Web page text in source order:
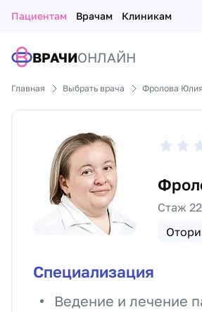
Пациентам Врачам Клиникам
ВРАЧИОНЛАЙН
Главная Выбрать врача Фролова
Стаж
Специализация
Ведение и лечение